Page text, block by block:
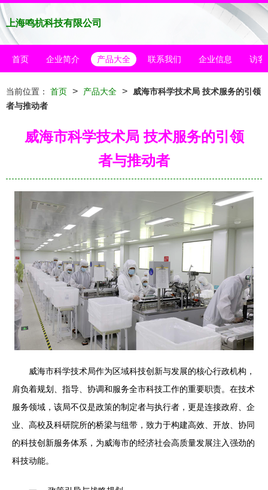
上海鸣杭科技有限公司
首页 企业简介 产品大全 联系我们 企业信息 访客
当前位置： 首页 > 产品大全 >
威海市科学技术局 技术服务的引领
者与推动者
威海市科学技术局 技术服务的引领
者与推动者
威海市科学技术局作为区域科技创新与发展的核心行政机构，
肩负着规划、指导、协调和服务全市科技工作的重要职责。在技术
服务领域，该局不仅是政策的制定者与执行者，更是连接政府、企
业、高校及科研院所的桥梁与纽带，致力于构建高效、开放、协同
的科技创新服务体系，为威海市的经济社会高质量发展注入强劲的
科技动能。